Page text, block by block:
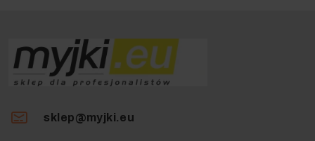
sklep@myjki.eu